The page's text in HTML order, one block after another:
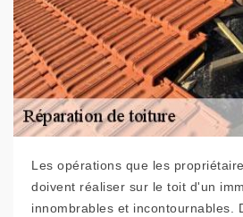
Les opérations que les
doivent réaliser sur le toit d'un
innombrables et incontournables.